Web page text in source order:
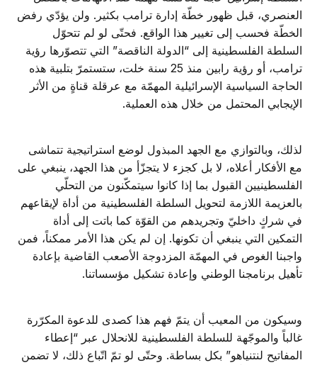
العنصري، قبل ظهور خطّة إدارة ترامب بكثير. ولن يؤدّي رفض
الخطّة فحسب إلى تغيير هذا الواقع. فحتّى لو لم تتحوّل
السلطة الفلسطينية إلى “الدولة الناقصة” التي تتصوّرها رؤية
ترامب، أو رؤية رابين منذ 25 سنة خلت، ستستمرّ بتلبية هذه
الحاجة السياسية الإسرائيلية المهمّة مع عرقلة قناةٍ من الأثر
الإيجابي المحتمل من خلال هذه العملية.
لذلك، وبالتوازي مع الجهد المبذول لوضع استراتيجية تتماشى
مع الأفكار أعلاه، لا بل كجزء لا يتجزّأ من هذا الجهد، ينبغي على
الفلسطينيين القبول بما إذا كانوا سيتمكّنون من التحلّي
بالعزيمة اللازمة لتحويل السلطة الفلسطينية من أداة لإيقاعهم
في شركٍ داخليّ وتجريدهم من القوّة كما باتت إلى أداة
التمكين التي ينبغي أن تكونها. إن لم يكن هذا الأمر ممكناً، فمن
واجبنا الغوص في المهمّة المزدوجة الأصعب القاضية بإعادة
تأهيل برنامجنا الوطني وإعادة تشكيل مؤسساتنا.
وسيكون من المعيب أن يتمّ فهم هذا كصدى للدعوة المكرّرة
غالباً والموجّهة للسلطة الفلسطينية للانحلال عبر “إعطاء
المفاتيح لنتنياهو” بكل بساطة. وحتّى لو تمّ اتّباع ذلك، لا تضمن